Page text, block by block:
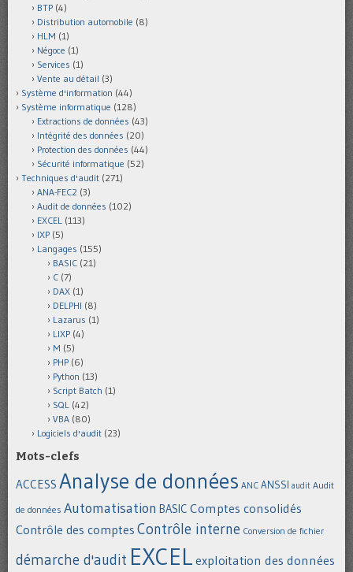
BTP (4)
Distribution automobile (8)
HLM (1)
Négoce (1)
Services (1)
Vente au détail (3)
Système d'information (44)
Système informatique (128)
Extractions de données (43)
Intégrité des données (20)
Protection des données (44)
Sécurité informatique (52)
Techniques d'audit (271)
ANA-FEC2 (3)
Audit de données (102)
EXCEL (113)
IXP (5)
Langages (155)
BASIC (21)
C (7)
DAX (1)
DELPHI (8)
Lazarus (1)
LIXP (4)
M (5)
PHP (6)
Python (13)
Script Batch (1)
SQL (42)
VBA (80)
Logiciels d'audit (23)
Mots-clefs
ACCESS Analyse de données ANC ANSSI audit Audit
de données Automatisation BASIC Comptes consolidés
Contrôle des comptes Contrôle interne Conversion de fichier
démarche d'audit EXCEL exploitation des données